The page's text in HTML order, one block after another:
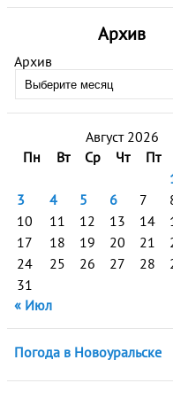
Архив
Архив
Август 2026
Пн
Вт Ср Чт Пт
3
4 5 6 7
10
11 12 13 14
17
18 19 20 21
24
25 26 27 28
31
« Июл
Погода в Новоуральске